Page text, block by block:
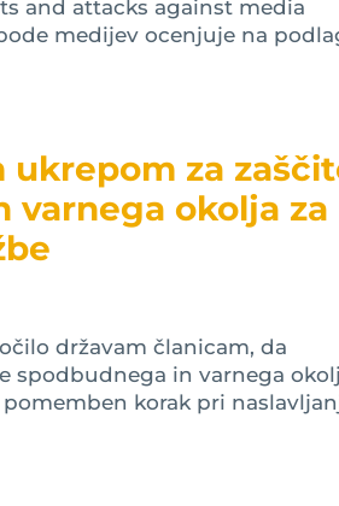
and attacks against media
medijev ocenjuje na
ukrepom za
varnega okolja za
državam članicam, da
spodbudnega in varnega
korak pri